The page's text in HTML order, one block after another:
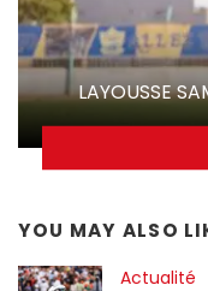
LAYOUSSE
YOU MAY ALSO
Actualité